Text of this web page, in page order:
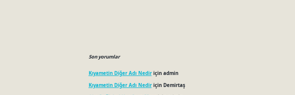
Son yorumlar
Kıyametin Diğer Adı Nediriçin admin
Kıyametin Diğer Adı Nediriçin Demirtaş